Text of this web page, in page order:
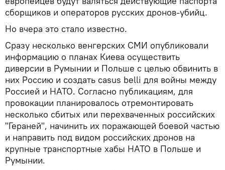
сборщиков и операторов русских дронов-убийц.
Но вчера это стало известно.
Сразу несколько венгерских СМИ опубликовали
информацию о планах Киева осуществить
диверсии в Румынии и Польше с целью обвинить в
них Россию и создать casus belli для войны между
Россией и НАТО. Согласно публикациям, для
провокации планировалось отремонтировать
несколько сбитых или перехваченных российских
"Гераней", начинить их поражающей боевой частью
и направить под видом российских дронов на
крупные транспортные хабы НАТО в Польше и
Румынии.